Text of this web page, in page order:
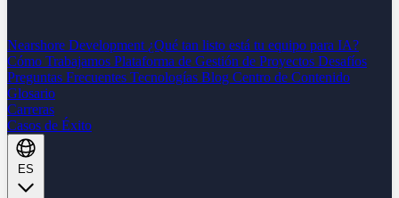
Nearshore Development ¿Qué tan listo está tu equipo para IA?
Cómo Trabajamos Plataforma de Gestión de Proyectos Desafíos
Preguntas Frecuentes Tecnologías Blog Centro de Contenido
Glosario
Carreras
Casos de Éxito